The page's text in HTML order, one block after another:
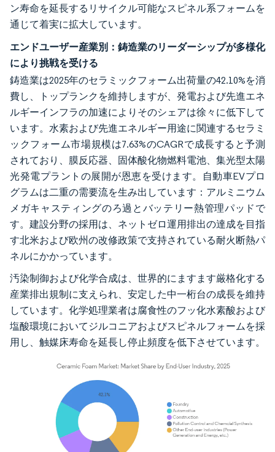
ン寿命を延長するリサイクル可能なスピネル系フォームを
通じて着実に拡大しています。
エンドユーザー産業別：鋳造業のリーダーシップが多様化
により挑戦を受ける
鋳造業は2025年のセラミックフォーム出荷量の42.10%を消
費し、トップランクを維持しますが、発電および先進エネ
ルギーインフラの加速によりそのシェアは徐々に低下して
います。水素および先進エネルギー用途に関連するセラミ
ックフォーム市場規模は7.63%のCAGRで成長すると予測
されており、膜反応器、固体酸化物燃料電池、集光型太陽
光発電プラントの展開が恩恵を受けます。自動車EVプロ
グラムは二重の需要流を生み出しています：アルミニウム
メガキャスティングのろ過とバッテリー熱管理パッドで
す。建設分野の採用は、ネットゼロ運用排出の達成を目指
す北米および欧州の改修政策で支持されている耐火断熱パ
ネルにかかっています。
汚染制御および化学合成は、世界的にますます厳格化する
産業排出規制に支えられ、安定した中一桁台の成長を維持
しています。化学処理業者は腐食性のフッ化水素酸および
塩酸環境においてジルコニアおよびスピネルフォームを採
用し、触媒床寿命を延長し停止頻度を低下させています。